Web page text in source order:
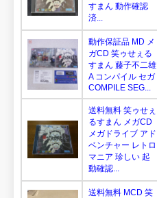
すまん 動作確認
済...
動作保証品 MD メ
ガCD 笑ゥせぇる
すまん 藤子不二雄
A コンパイル セガ
COMPILE SEG...
送料無料 笑ゥせぇ
るすまん メガCD
メガドライブ アド
ベンチャー レトロ
マニア 珍しい 起
動確認...
送料無料 MCD 笑